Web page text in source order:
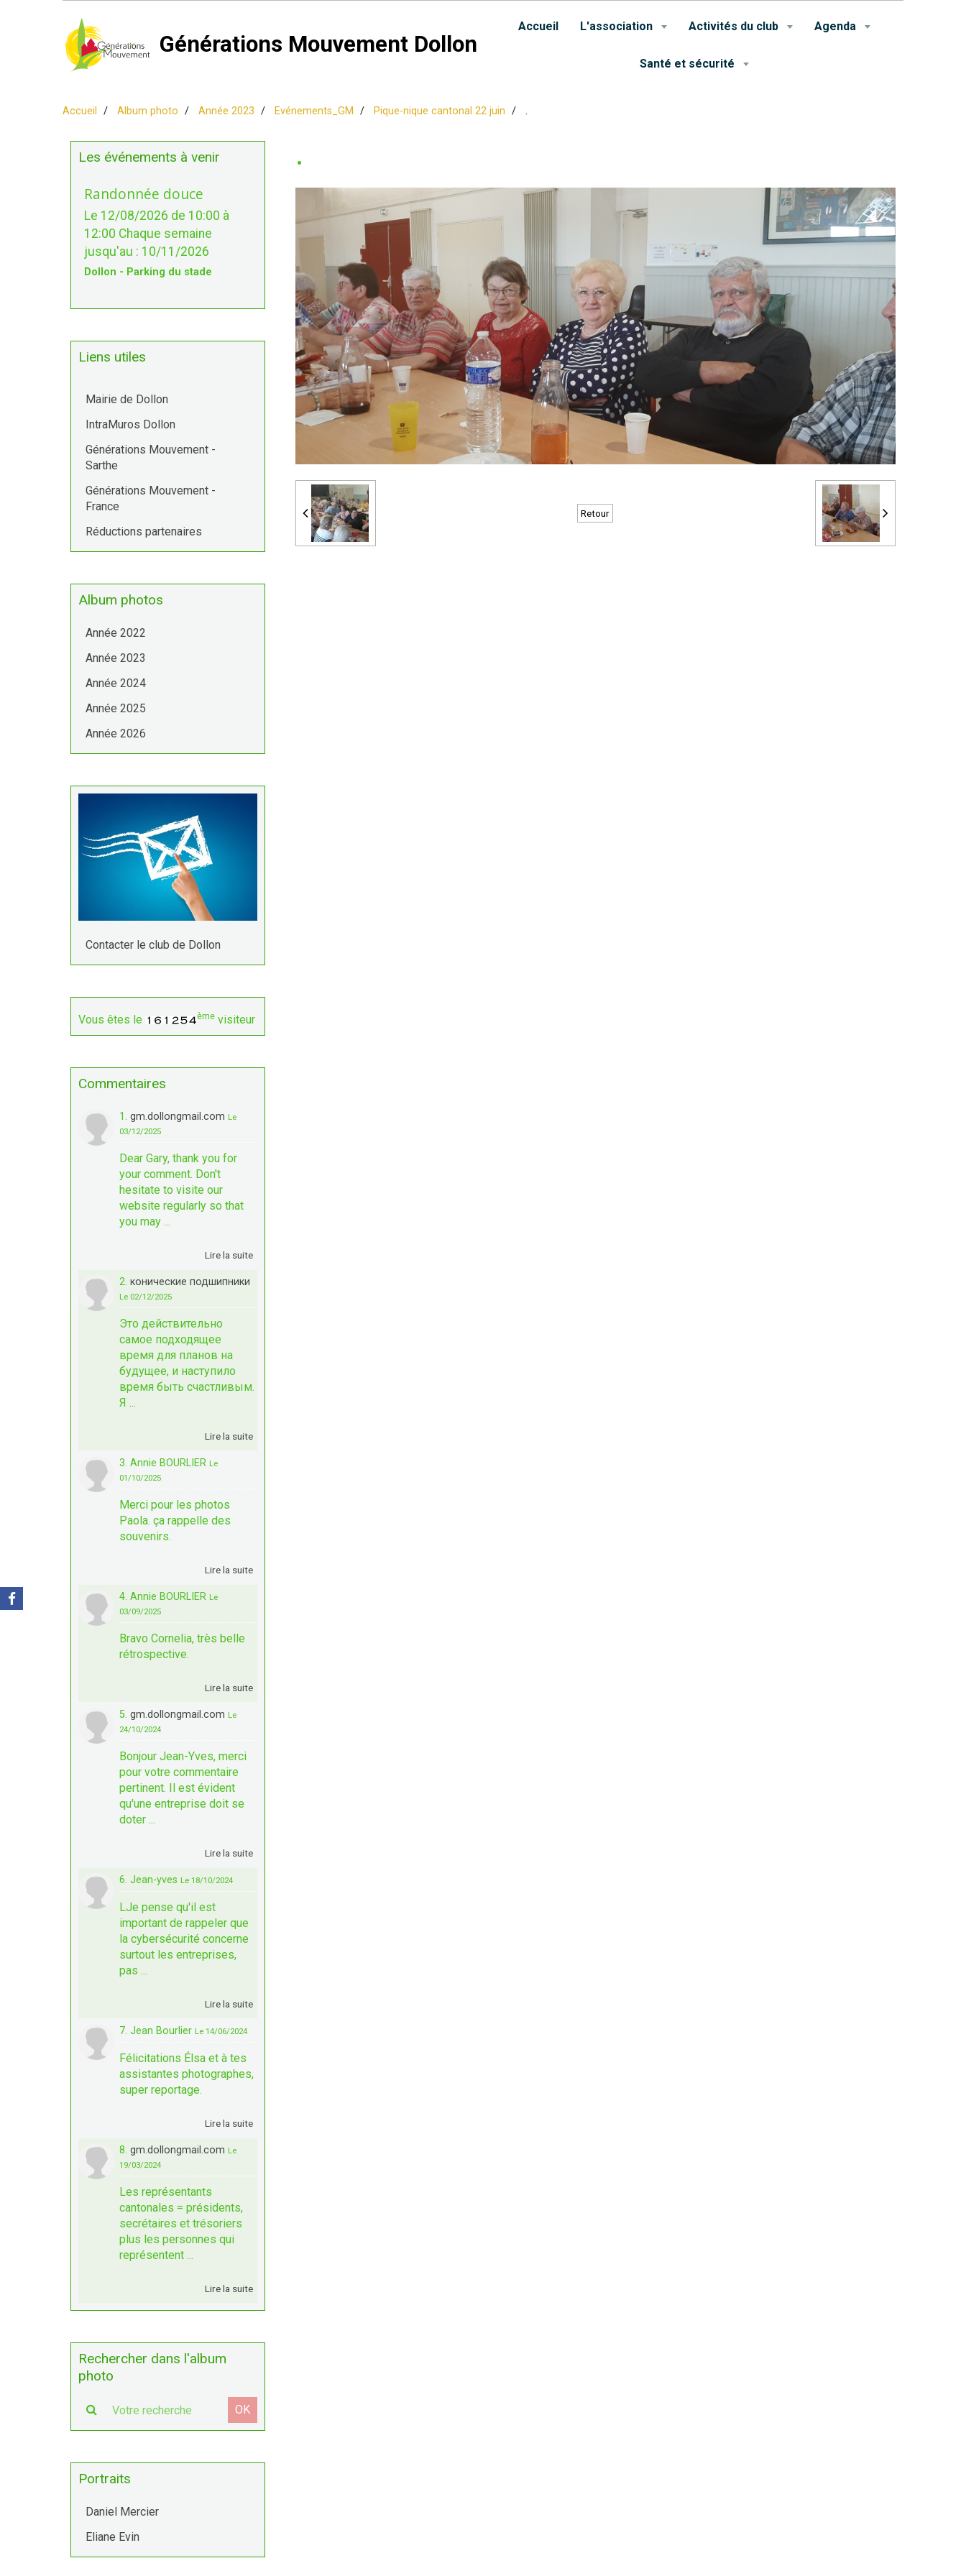
Générations Mouvement Dollon
Accueil L'association Activités du club Agenda
Santé et sécurité
Accueil Album photo Année 2023 Evénements_GM Pique-nique cantonal 22 juin .
.
Retour
Les événements à venir
Randonnée douce
Le 12/08/2026 de 10:00 à
12:00 Chaque semaine
jusqu'au : 10/11/2026
Dollon - Parking du stade
Liens utiles
Mairie de Dollon
IntraMuros Dollon
Générations Mouvement -
Sarthe
Générations Mouvement -
France
Réductions partenaires
Album photos
Année 2022
Année 2023
Année 2024
Année 2025
Année 2026
Contacter le club de Dollon
Vous êtes le ème visiteur
Commentaires
1. gm.dollongmail.com Le
03/12/2025
Dear Gary, thank you for
your comment. Don't
hesitate to visite our
website regularly so that
you may ...
Lire la suite
2. конические подшипники
Le 02/12/2025
Это действительно
самое подходящее
время для планов на
будущее, и наступило
время быть счастливым.
Я ...
Lire la suite
3. Annie BOURLIER Le
01/10/2025
Merci pour les photos
Paola. ça rappelle des
souvenirs.
Lire la suite
4. Annie BOURLIER Le
03/09/2025
Bravo Cornelia, très belle
rétrospective.
Lire la suite
5. gm.dollongmail.com Le
24/10/2024
Bonjour Jean-Yves, merci
pour votre commentaire
pertinent. Il est évident
qu'une entreprise doit se
doter ...
Lire la suite
6. Jean-yves Le 18/10/2024
LJe pense qu'il est
important de rappeler que
la cybersécurité concerne
surtout les entreprises,
pas ...
Lire la suite
7. Jean Bourlier Le 14/06/2024
Félicitations Élsa et à tes
assistantes photographes,
super reportage.
Lire la suite
8. gm.dollongmail.com Le
19/03/2024
Les représentants
cantonales = présidents,
secrétaires et trésoriers
plus les personnes qui
représentent ...
Lire la suite
Rechercher dans l'album
photo
OK
Portraits
Daniel Mercier
Eliane Evin